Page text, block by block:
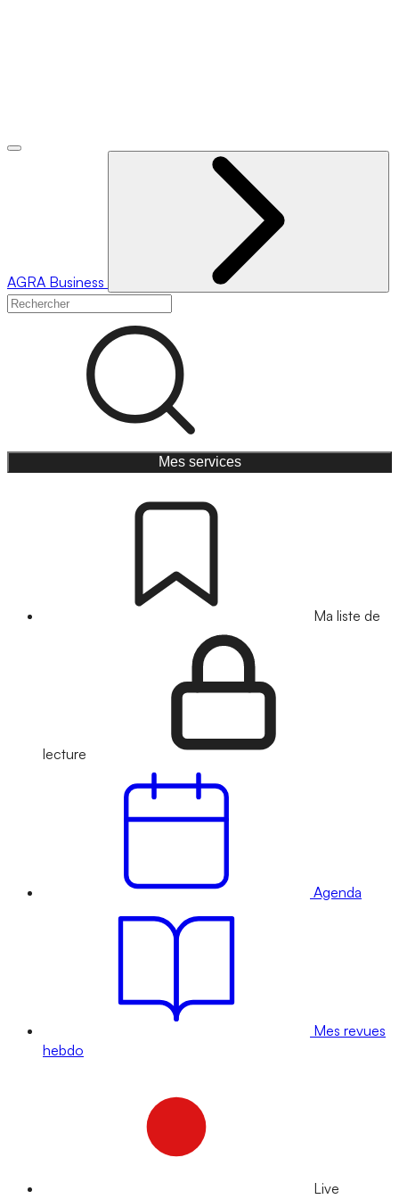
AGRA Business
Mes services
Ma liste de
lecture
Agenda
Mes revues
hebdo
Live